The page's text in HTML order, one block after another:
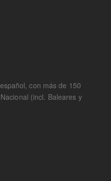
con más de 150
(incl. Baleares y